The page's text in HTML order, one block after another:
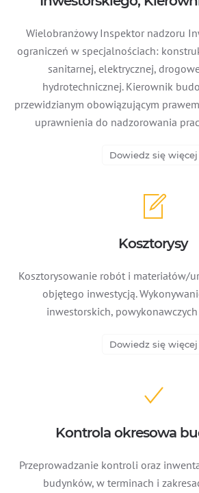
Wielobranżowy Inspektor nadzoru
ograniczeń w specjalnościach:
sanitarnej, elektrycznej,
hydrotechnicznej. Kierownik
przewidzianym obowiązującym
uprawnienia do nadzorowania
Dowiedz się więcej
Kosztorysy
Kosztorysowanie robót i materiałów/
objętego inwestycją.
inwestorskich,
Dowiedz się więcej
Kontrola okresowa
Przeprowadzanie kontroli oraz
budynków, w terminach i